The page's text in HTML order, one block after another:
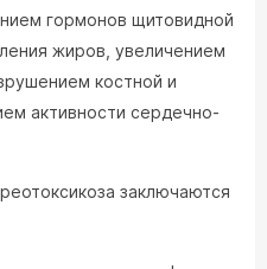
гормонов щитовидной
жиров, увеличением
костной и
активности сердечно-
заключаются